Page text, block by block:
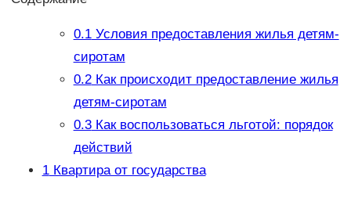
0.1Условия предоставления жилья детям-
сиротам
0.2Как происходит предоставление жилья
детям-сиротам
0.3Как воспользоваться льготой: порядок
действий
1Квартира от государства